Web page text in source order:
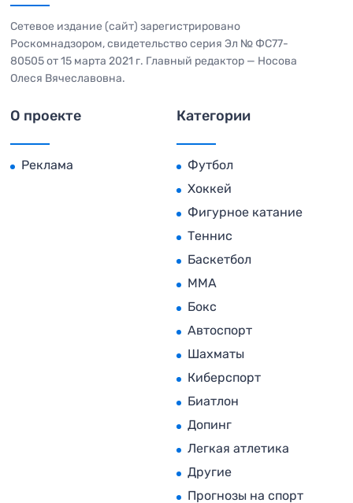
Сетевое издание (сайт) зарегистрировано
Роскомнадзором, свидетельство серия Эл № ФС77-
80505 от 15 марта 2021 г. Главный редактор — Носова
Олеся Вячеславовна.
О проекте
Реклама
Категории
Футбол
Хоккей
Фигурное катание
Теннис
Баскетбол
MMA
Бокс
Автоспорт
Шахматы
Киберспорт
Биатлон
Допинг
Легкая атлетика
Другие
Прогнозы на спорт